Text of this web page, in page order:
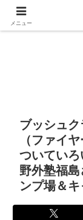
ブッシュ
（ファイ
ついてい
野外塾福
ンプ場＆
メニュー